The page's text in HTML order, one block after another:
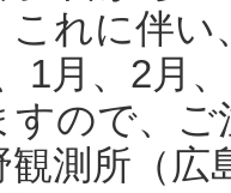
れに伴い
1月、2月
すので、
測所（